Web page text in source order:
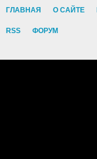
ГЛАВНАЯ О САЙТЕ
RSS ФОРУМ